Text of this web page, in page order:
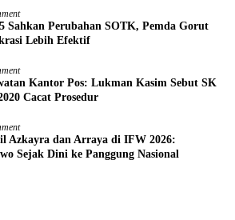
Sahkan Perubahan SOTK, Pemda Gorut
Lebih Efektif
Kantor Pos: Lukman Kasim Sebut SK
Cacat Prosedur
Azkayra dan Arraya di IFW 2026:
Sejak Dini ke Panggung Nasional